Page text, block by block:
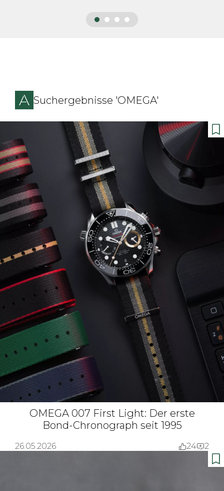
Suchergebnisse 'OMEGA'
OMEGA 007 First Light: Der erste
Bond-Chronograph seit 1995
26.05.2026 24 2